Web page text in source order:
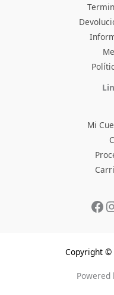
Mi
Copyright ©
Powered